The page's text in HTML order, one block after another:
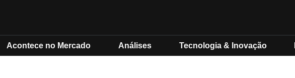
Acontece no Mercado Análises Tecnologia & Inovação